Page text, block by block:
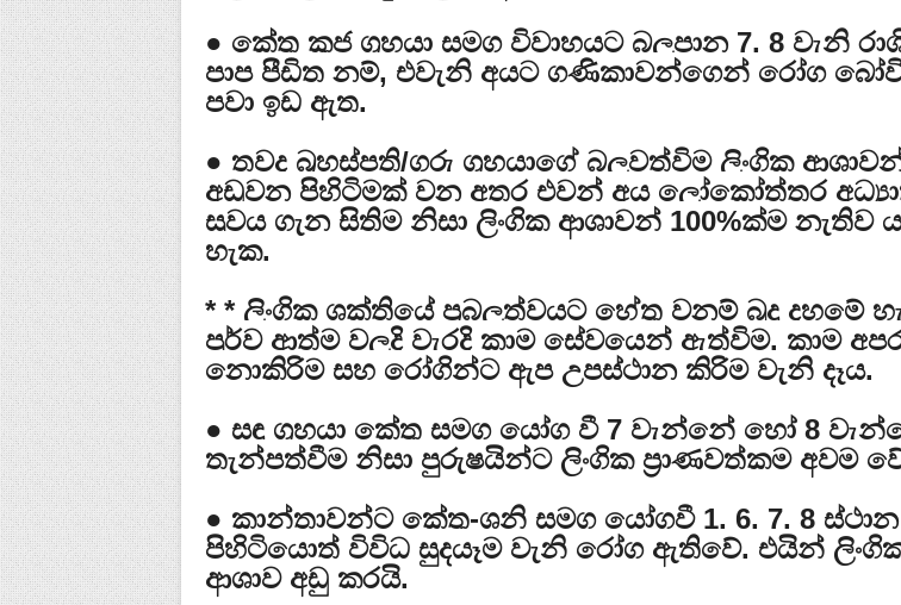
● කේතු කුජ ග්‍රහයා සමග විවාහයට බලපාන 7, 8 වැනි
පාප පීඩිත නම්, එවැනි අයට ගණිකාවන්ගෙන් රෝග
පවා ඉඩ ඇත.
● තවද බ්‍රහස්පති/ගුරු ග්‍රහයාගේ බලවත්විම ලිංගික
අඩුවන පිහිටිමක් වන අතර එවන් අය ලෝකෝත්තර
සුවය ගැන සිතිම නිසා ලිංගික ආශාවන් 100%ක්ම නැතිව
හැක.
* * ලිංගික ශක්තියේ ප්‍රබලත්වයට හේතු වනම් බුදු දහමේ
පූර්ව ආත්ම වලදි වැරදි කාම සේවයෙන් ඇත්විම. කාම
නොකිරිම සහ රෝගින්ට ඇප උපස්ථාන කිරිම වැනි දෑය.
● සඳු ග්‍රහයා කේතු සමග යෝග වී 7 වැන්නේ හෝ 8
තැන්පත්වීම නිසා පුරුෂයින්ට ලිංගික ප්‍රාණවත්කම අවම
● කාන්තාවන්ට කේතු-ශනි සමග යෝගවී 1, 6, 7, 8
පිහිටියොත් විවිධ සුදයෑම වැනි රෝග ඇතිවේ. එයින්
ආශාව අඩු කරයි.